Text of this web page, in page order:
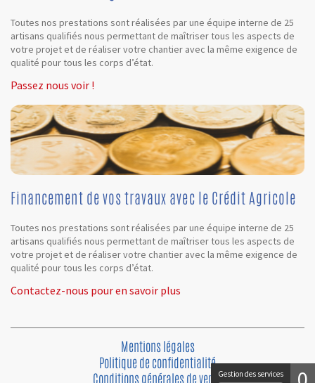
Toutes nos prestations sont réalisées par une équipe interne de 25
artisans qualifiés nous permettant de maîtriser tous les aspects de
votre projet et de réaliser votre chantier avec la même exigence de
qualité pour tous les corps d’état.
Passez nous voir !
Financement de vos travaux avec le Crédit Agricole
Toutes nos prestations sont réalisées par une équipe interne de 25
artisans qualifiés nous permettant de maîtriser tous les aspects de
votre projet et de réaliser votre chantier avec la même exigence de
qualité pour tous les corps d’état.
Contactez-nous pour en savoir plus
Mentions légales
Politique de confidentialité
Conditions générales de venteGestion des services